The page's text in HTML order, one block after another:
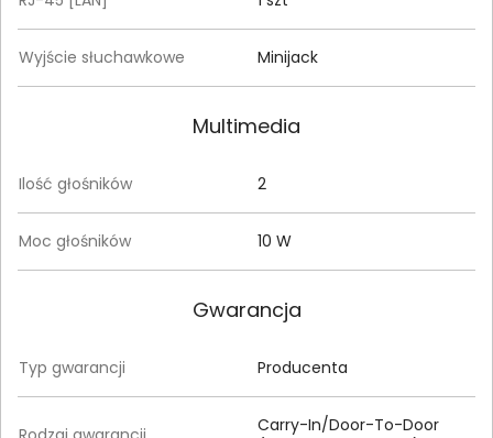
Wyjście słuchawkowe Minijack
Multimedia
Ilość głośników 2
Moc głośników 10 W
Gwarancja
Typ gwarancji Producenta
Carry-In/Door-To-Door